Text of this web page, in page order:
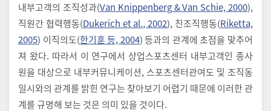
내부고객의 조직성과(Van Knippenberg & Van Schie, 2000),
직원간 협력행동(Dukerich et al., 2002), 친조직행동(Riketta,
2005) 이직의도(한기훈 등, 2004) 등과의 관계에 초점을 맞추어
져 왔다. 따라서 이 연구에서 상업스포츠센터 내부고객인 종사
원을 대상으로 내부커뮤니케이션, 스포츠센터관여도 및 조직동
일시와의 관계를 밝힌 연구는 찾아보기 어렵기 때문에 이러한 관
계를 규명해 보는 것은 의미 있을 것이다.